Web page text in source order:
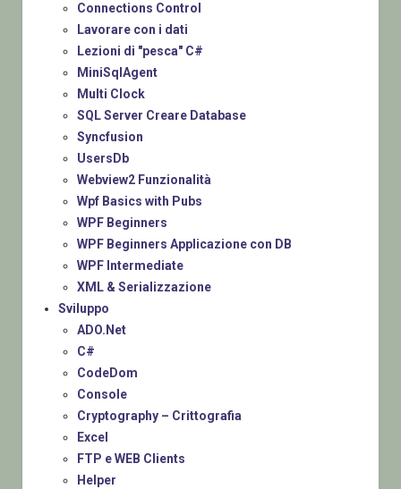
Connections Control
Lavorare con i dati
Lezioni di "pesca" C#
MiniSqlAgent
Multi Clock
SQL Server Creare Database
Syncfusion
UsersDb
Webview2 Funzionalità
Wpf Basics with Pubs
WPF Beginners
WPF Beginners Applicazione con DB
WPF Intermediate
XML & Serializzazione
Sviluppo
ADO.Net
C#
CodeDom
Console
Cryptography – Crittografia
Excel
FTP e WEB Clients
Helper